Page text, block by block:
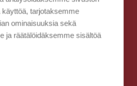
tarjotaksemme
ominaisuuksia sekä
ja räätälöidäksemme sisältöä